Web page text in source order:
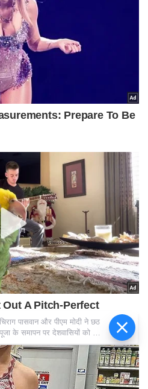
चिराग पासवान और पीएम मोदी ने छठ
पूजा के समापन पर देशवासियों को दी
शुभकामनाएं, छठी मैया से देश की
समृद्धि की कामना की